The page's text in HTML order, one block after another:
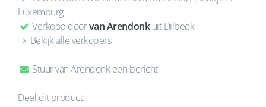
Luxemburg
Verkoop doorvan Arendonkuit Dilbeek
Bekijk alle verkopers
Stuur van Arendonk een bericht
Deel dit product: